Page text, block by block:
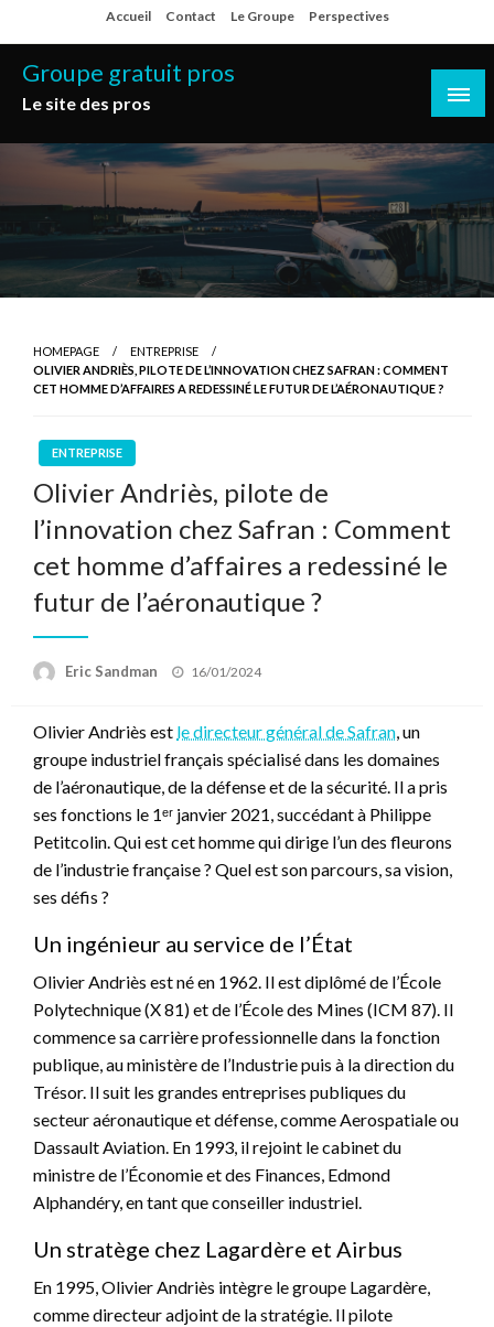
to
content
Accueil Contact Le Groupe Perspectives
Groupe gratuit pros
Le site des pros
HOMEPAGE
ENTREPRISE
OLIVIER ANDRIÈS, PILOTE DE L’INNOVATION CHEZ SAFRAN : COMMENT
CET HOMME D’AFFAIRES A REDESSINÉ LE FUTUR DE L’AÉRONAUTIQUE ?
ENTREPRISE
Olivier Andriès, pilote de
l’innovation chez Safran : Comment
cet homme d’affaires a redessiné le
futur de l’aéronautique ?
Eric Sandman
Posted
16/01/2024
Olivier Andriès est le directeur général de Safran, un
groupe industriel français spécialisé dans les domaines
de l’aéronautique, de la défense et de la sécurité. Il a pris
ses fonctions le 1ᵉʳ janvier 2021, succédant à Philippe
Petitcolin. Qui est cet homme qui dirige l’un des fleurons
de l’industrie française ? Quel est son parcours, sa vision,
ses défis ?
Un ingénieur au service de l’État
Olivier Andriès est né en 1962. Il est diplômé de l’École
Polytechnique (X 81) et de l’École des Mines (ICM 87). Il
commence sa carrière professionnelle dans la fonction
publique, au ministère de l’Industrie puis à la direction du
Trésor. Il suit les grandes entreprises publiques du
secteur aéronautique et défense, comme Aerospatiale ou
Dassault Aviation. En 1993, il rejoint le cabinet du
ministre de l’Économie et des Finances, Edmond
Alphandéry, en tant que conseiller industriel.
Un stratège chez Lagardère et Airbus
En 1995, Olivier Andriès intègre le groupe Lagardère,
comme directeur adjoint de la stratégie. Il pilote